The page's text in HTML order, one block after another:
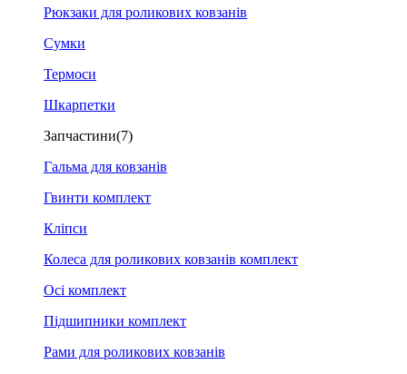
Рюкзаки для роликових ковзанів
Сумки
Термоси
Шкарпетки
Запчастини(7)
Гальма для ковзанів
Гвинти комплект
Кліпси
Колеса для роликових ковзанів комплект
Осі комплект
Підшипники комплект
Рами для роликових ковзанів